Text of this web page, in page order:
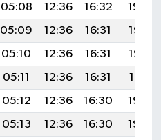
05:08 12:36 16:32
19:54
05:09 12:36 16:31
19:53
05:10 12:36 16:31
19:52
05:11 12:36 16:31
19:51
05:12 12:36 16:30
19:50
05:13 12:36 16:30
19:49